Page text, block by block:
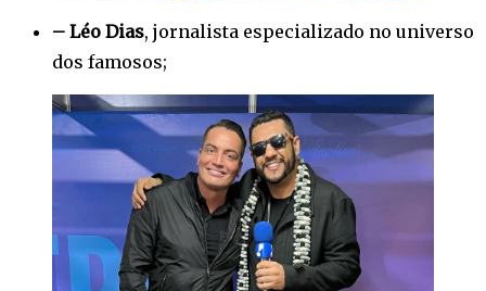
– Léo Dias, jornalista especializado no universo
dos famosos;